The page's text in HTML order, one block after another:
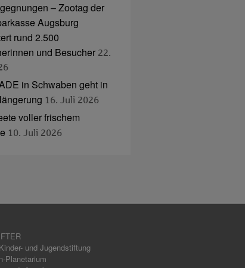
– Zootag der
Augsburg
rund 2.500
und Besucher 22.
in Schwaben geht in
16. Juli 2026
voller frischem
10. Juli 2026
und Jugendstiftung
Planetarium